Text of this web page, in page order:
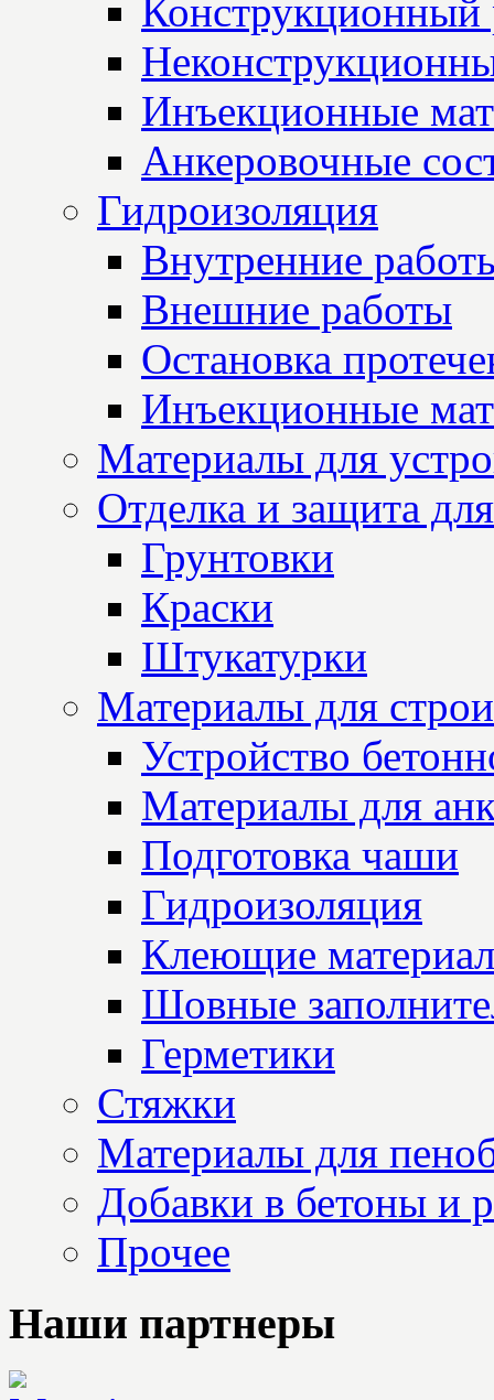
Конструкционный
Инъекционные
Анкеровочные
Гидроизоляция
Внутренние
Внешние работы
Остановка
Инъекционные
Материалы для
Отделка и защита
Грунтовки
Краски
Штукатурки
Материалы для
Устройство
Материалы для
Подготовка чаши
Гидроизоляция
Клеющие
Шовные
Герметики
Стяжки
Материалы для
Добавки в бетоны и
Прочее
Наши партнеры